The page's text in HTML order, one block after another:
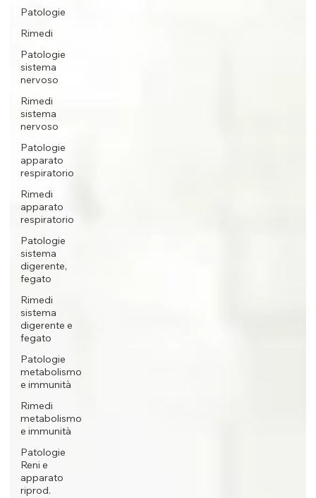
Patologie
Rimedi
Patologie
sistema
nervoso
Rimedi
sistema
nervoso
Patologie
apparato
respiratorio
Rimedi
apparato
respiratorio
Patologie
sistema
digerente,
fegato
Rimedi
sistema
digerente e
fegato
Patologie
metabolismo
e immunità
Rimedi
metabolismo
e immunità
Patologie
Reni e
apparato
riprod.